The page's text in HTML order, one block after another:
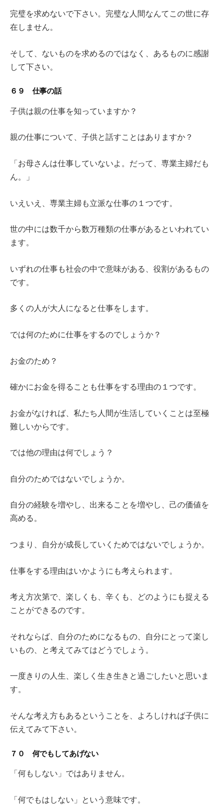
完璧を求めないで下さい。完璧な人間なんてこの世に存
在しません。
そして、ないものを求めるのではなく、あるものに感謝
して下さい。
６９ 仕事の話
子供は親の仕事を知っていますか？
親の仕事について、子供と話すことはありますか？
「お母さんは仕事していないよ。だって、専業主婦だも
ん。」
いえいえ、専業主婦も立派な仕事の１つです。
世の中には数千から数万種類の仕事があるといわれてい
ます。
いずれの仕事も社会の中で意味がある、役割があるもの
です。
多くの人が大人になると仕事をします。
では何のために仕事をするのでしょうか？
お金のため？
確かにお金を得ることも仕事をする理由の１つです。
お金がなければ、私たち人間が生活していくことは至極
難しいからです。
では他の理由は何でしょう？
自分のためではないでしょうか。
自分の経験を増やし、出来ることを増やし、己の価値を
高める。
つまり、自分が成長していくためではないでしょうか。
仕事をする理由はいかようにも考えられます。
考え方次第で、楽しくも、辛くも、どのようにも捉える
ことができるのです。
それならば、自分のためになるもの、自分にとって楽し
いもの、と考えてみてはどうでしょう。
一度きりの人生、楽しく生き生きと過ごしたいと思いま
す。
そんな考え方もあるということを、よろしければ子供に
伝えてみて下さい。
７０ 何でもしてあげない
「何もしない」ではありません。
「何でもはしない」という意味です。